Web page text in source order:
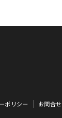
ポリシー お問合せ